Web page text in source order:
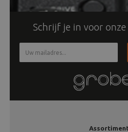
Schrijf je in voor